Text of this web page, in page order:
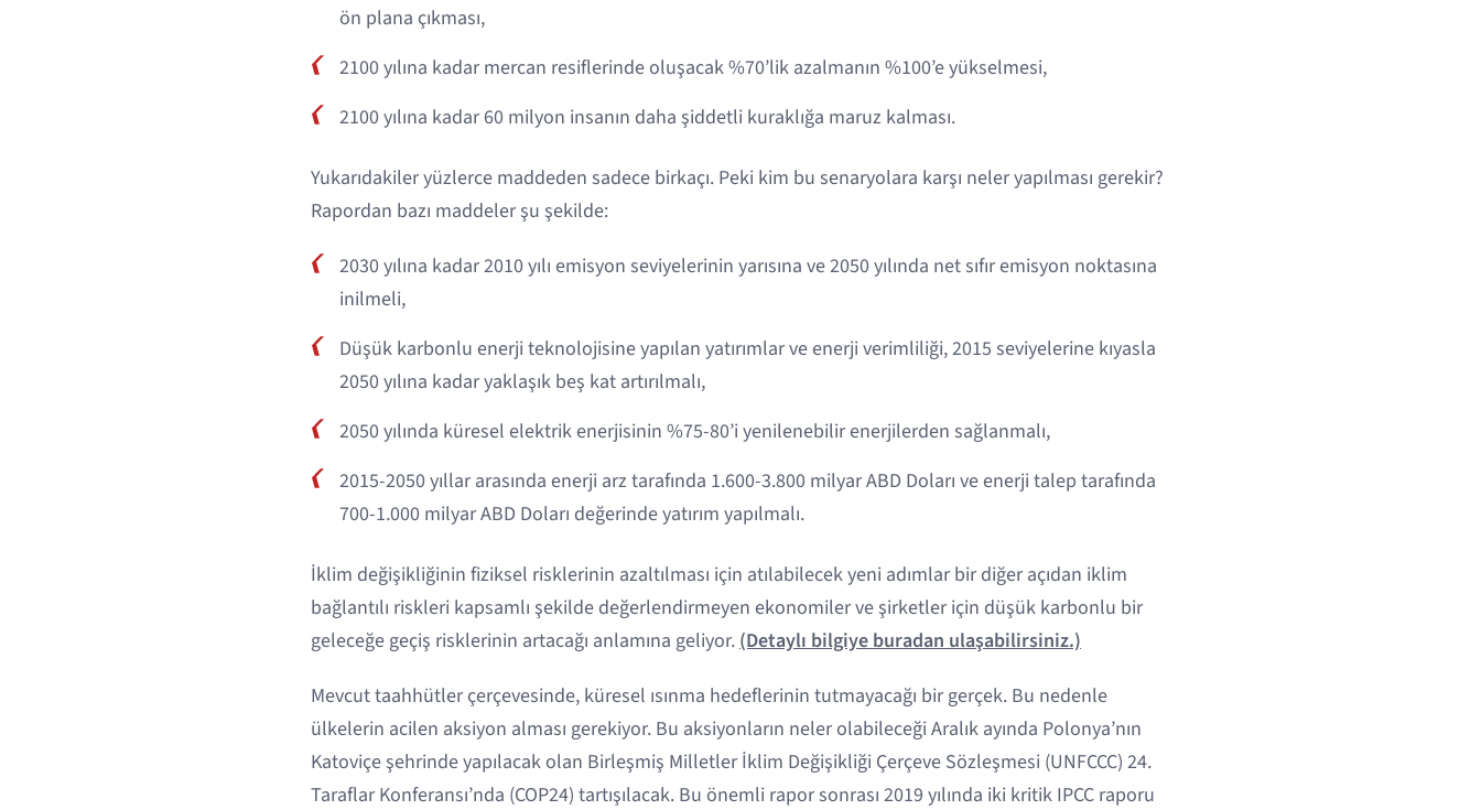
ön plana çıkması,
2100 yılına kadar mercan resiflerinde oluşacak %70’lik azalmanın %100’e yükselmesi,
2100 yılına kadar 60 milyon insanın daha şiddetli kuraklığa maruz kalması.
Yukarıdakiler yüzlerce maddeden sadece birkaçı. Peki kim bu senaryolara karşı neler yapılması gerekir?
Rapordan bazı maddeler şu şekilde:
2030 yılına kadar 2010 yılı emisyon seviyelerinin yarısına ve 2050 yılında net sıfır emisyon noktasına
inilmeli,
Düşük karbonlu enerji teknolojisine yapılan yatırımlar ve enerji verimliliği, 2015 seviyelerine kıyasla
2050 yılına kadar yaklaşık beş kat artırılmalı,
2050 yılında küresel elektrik enerjisinin %75-80’i yenilenebilir enerjilerden sağlanmalı,
2015-2050 yıllar arasında enerji arz tarafında 1.600-3.800 milyar ABD Doları ve enerji talep tarafında
700-1.000 milyar ABD Doları değerinde yatırım yapılmalı.
İklim değişikliğinin fiziksel risklerinin azaltılması için atılabilecek yeni adımlar bir diğer açıdan iklim
bağlantılı riskleri kapsamlı şekilde değerlendirmeyen ekonomiler ve şirketler için düşük karbonlu bir
geleceğe geçiş risklerinin artacağı anlamına geliyor.(Detaylı bilgiye buradan ulaşabilirsiniz.)
Mevcut taahhütler çerçevesinde, küresel ısınma hedeflerinin tutmayacağı bir gerçek. Bu nedenle
ülkelerin acilen aksiyon alması gerekiyor. Bu aksiyonların neler olabileceği Aralık ayında Polonya’nın
Katoviçe şehrinde yapılacak olan Birleşmiş Milletler İklim Değişikliği Çerçeve Sözleşmesi (UNFCCC) 24.
Taraflar Konferansı’nda (COP24) tartışılacak. Bu önemli rapor sonrası 2019 yılında iki kritik IPCC raporu